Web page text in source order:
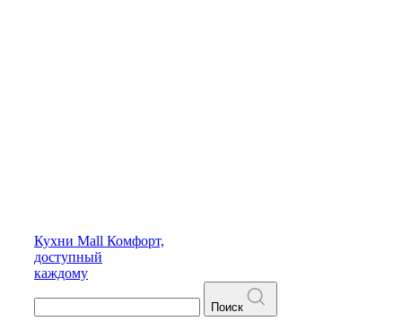
Кухни Mall Комфорт,
доступный
каждому
Поиск